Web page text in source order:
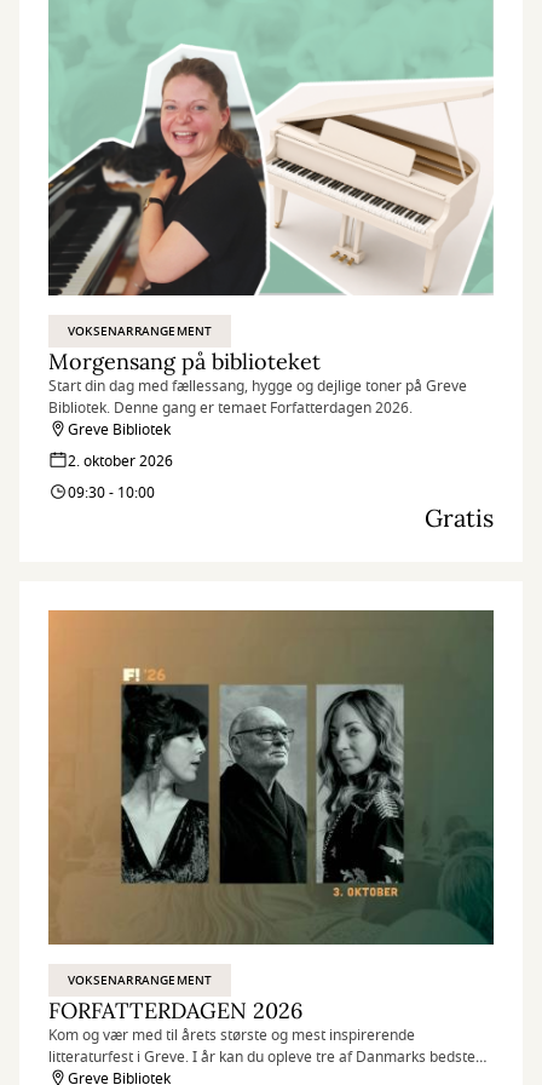
VOKSENARRANGEMENT
Morgensang på biblioteket
Start din dag med fællessang, hygge og dejlige toner på Greve
Bibliotek. Denne gang er temaet Forfatterdagen 2026.
Greve Bibliotek
2. oktober 2026
09:30 - 10:00
Gratis
VOKSENARRANGEMENT
FORFATTERDAGEN 2026
Kom og vær med til årets største og mest inspirerende
litteraturfest i Greve. I år kan du opleve tre af Danmarks bedste
forfattere.
Greve Bibliotek